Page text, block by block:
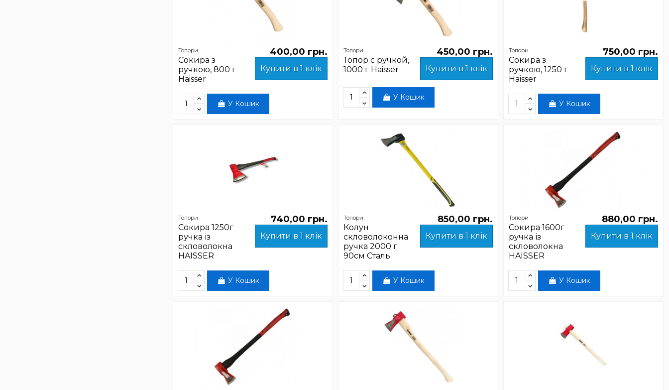
Топори
Сокира з
ручкою, 800 г
Haisser
400,00 грн.
Купити в 1 клік
У Кошик
Топори
Топор с ручкой,
1000 г Haisser
450,00 грн.
Купити в 1 клік
У Кошик
Топори
Сокира з
ручкою, 1250 г
Haisser
750,00 грн.
Купити в 1 клік
У Кошик
Топори
Сокира 1250г
ручка із
скловолокна
HAISSER
740,00 грн.
Купити в 1 клік
У Кошик
Топори
Колун
скловолоконна
ручка 2000 г
90см Сталь
850,00 грн.
Купити в 1 клік
У Кошик
Топори
Сокира 1600г
ручка із
скловолокна
HAISSER
880,00 грн.
Купити в 1 клік
У Кошик